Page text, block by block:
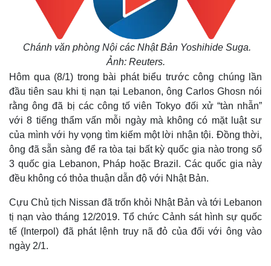
Chánh văn phòng Nội các Nhật Bản Yoshihide Suga.
Ảnh: Reuters.
Hôm qua (8/1) trong bài phát biểu trước công chúng lần
đầu tiên sau khi tị nạn tại Lebanon, ông Carlos Ghosn nói
rằng ông đã bị các công tố viên Tokyo đối xử “tàn nhẫn”
với 8 tiếng thẩm vấn mỗi ngày mà không có mặt luật sư
của mình với hy vọng tìm kiếm một lời nhận tội. Đồng thời,
ông đã sẵn sàng để ra tòa tại bất kỳ quốc gia nào trong số
3 quốc gia Lebanon, Pháp hoặc Brazil. Các quốc gia này
đều không có thỏa thuận dẫn độ với Nhật Bản.
Cựu Chủ tịch Nissan đã trốn khỏi Nhật Bản và tới Lebanon
tị nạn vào tháng 12/2019. Tổ chức Cảnh sát hình sự quốc
tế (Interpol) đã phát lệnh truy nã đỏ của đối với ông vào
ngày 2/1.